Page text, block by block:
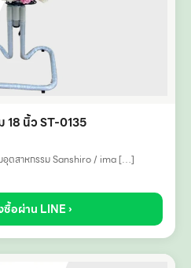
นิ้ว ST-0135
อุตสาหกรรม Sanshiro / ima […]
ซื้อผ่าน LINE ›